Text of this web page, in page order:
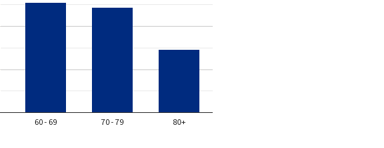
60 - 69 70 - 79 80+